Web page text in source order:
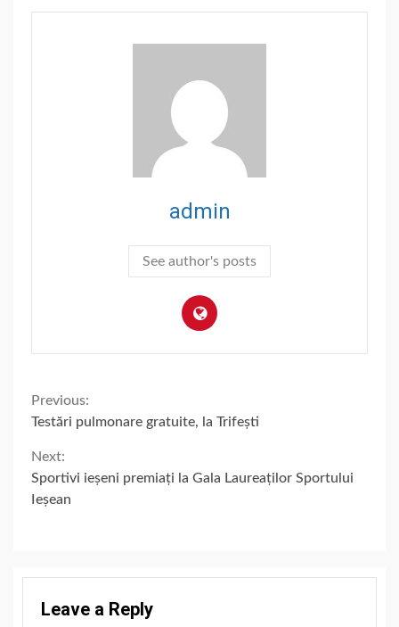
admin
See author's posts
Continue
Reading
Previous:
Testări pulmonare gratuite, la Trifești
Next:
Sportivi ieșeni premiați la Gala Laureaților Sportului
Ieșean
Leave a Reply